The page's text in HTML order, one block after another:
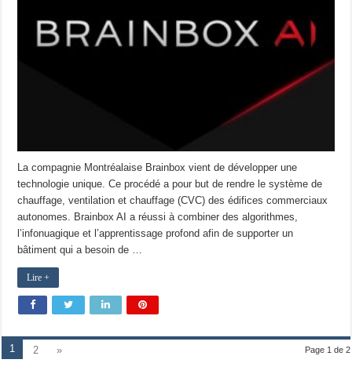
La compagnie Montréalaise Brainbox vient de développer une
technologie unique. Ce procédé a pour but de rendre le système de
chauffage, ventilation et chauffage (CVC) des édifices commerciaux
autonomes. Brainbox AI a réussi à combiner des algorithmes,
l’infonuagique et l’apprentissage profond afin de supporter un
bâtiment qui a besoin de …
Lire +
Page 1 de 2
1 2 »